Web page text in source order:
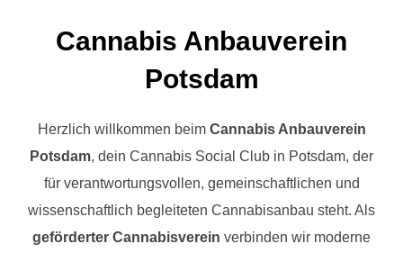
Cannabis Anbauverein
Potsdam
Herzlich willkommen beim Cannabis Anbauverein
Potsdam, dein Cannabis Social Club in Potsdam, der
für verantwortungsvollen, gemeinschaftlichen und
wissenschaftlich begleiteten Cannabisanbau steht. Als
geförderter Cannabisverein verbinden wir moderne